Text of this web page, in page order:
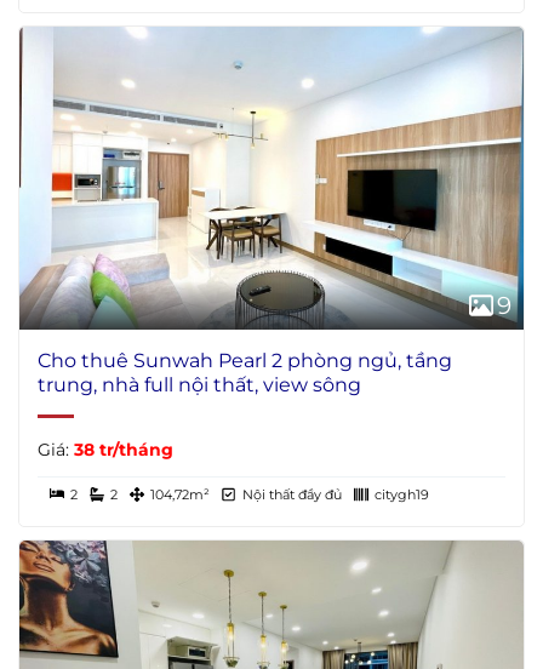
9
Cho thuê Sunwah Pearl 2 phòng ngủ, tầng
trung, nhà full nội thất, view sông
Giá: 38 tr/tháng
2 2 104,72m² Nội thất đầy đủ citygh19